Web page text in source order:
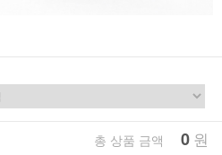
총 상품 금액 0 원